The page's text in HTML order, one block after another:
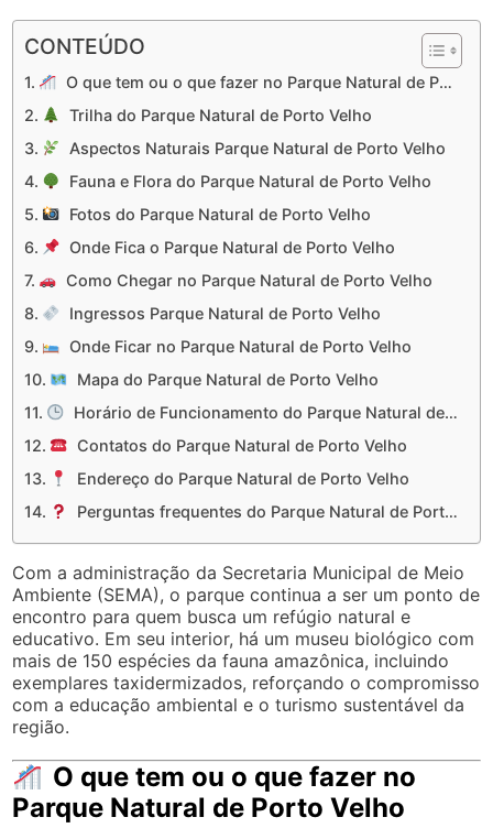
CONTEÚDO
O que tem ou o que fazer no Parque Natural de Porto Velho
Trilha do Parque Natural de Porto Velho
Aspectos Naturais Parque Natural de Porto Velho
Fauna e Flora do Parque Natural de Porto Velho
Fotos do Parque Natural de Porto Velho
Onde Fica o Parque Natural de Porto Velho
Como Chegar no Parque Natural de Porto Velho
Ingressos Parque Natural de Porto Velho
Onde Ficar no Parque Natural de Porto Velho
Mapa do Parque Natural de Porto Velho
Horário de Funcionamento do Parque Natural de Porto Velho
Contatos do Parque Natural de Porto Velho
Endereço do Parque Natural de Porto Velho
Perguntas frequentes do Parque Natural de Porto Velho
Com a administração da Secretaria Municipal de Meio
Ambiente (SEMA), o parque continua a ser um ponto de
encontro para quem busca um refúgio natural e
educativo. Em seu interior, há um museu biológico com
mais de 150 espécies da fauna amazônica, incluindo
exemplares taxidermizados, reforçando o compromisso
com a educação ambiental e o turismo sustentável da
região.
O que tem ou o que fazer no
Parque Natural de Porto Velho